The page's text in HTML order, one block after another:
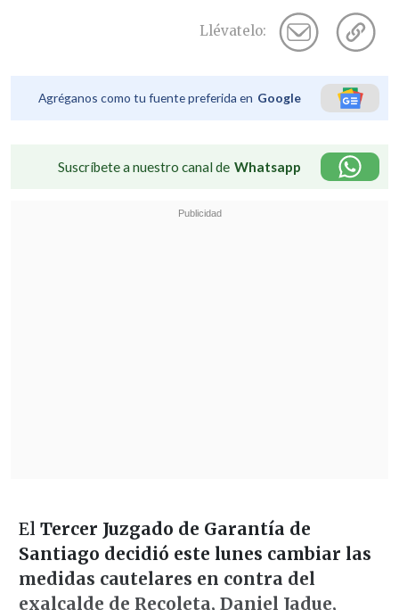
Llévatelo:
Agréganos como tu fuente preferida en Google
Suscríbete a nuestro canal de Whatsapp
El Tercer Juzgado de Garantía de
Santiago decidió este lunes cambiar las
medidas cautelares en contra del
exalcalde de Recoleta, Daniel Jadue,